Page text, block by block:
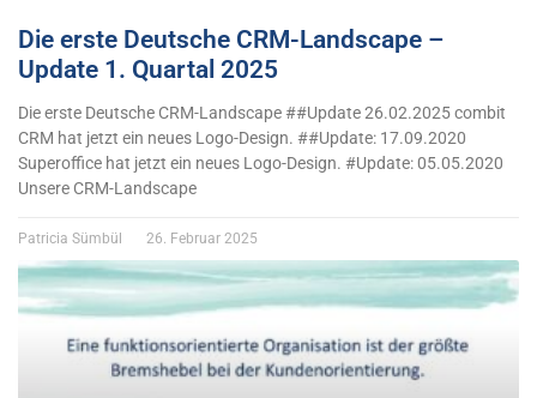
Die erste Deutsche CRM-Landscape –
Update 1. Quartal 2025
Die erste Deutsche CRM-Landscape ##Update 26.02.2025 combit
CRM hat jetzt ein neues Logo-Design. ##Update: 17.09.2020
Superoffice hat jetzt ein neues Logo-Design. #Update: 05.05.2020
Unsere CRM-Landscape
Patricia Sümbül 26. Februar 2025